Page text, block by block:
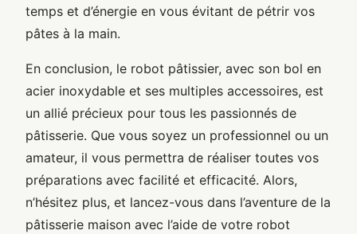
temps et d’énergie en vous évitant de pétrir vos
pâtes à la main.
En conclusion, le robot pâtissier, avec son bol en
acier inoxydable et ses multiples accessoires, est
un allié précieux pour tous les passionnés de
pâtisserie. Que vous soyez un professionnel ou un
amateur, il vous permettra de réaliser toutes vos
préparations avec facilité et efficacité. Alors,
n’hésitez plus, et lancez-vous dans l’aventure de la
pâtisserie maison avec l’aide de votre robot